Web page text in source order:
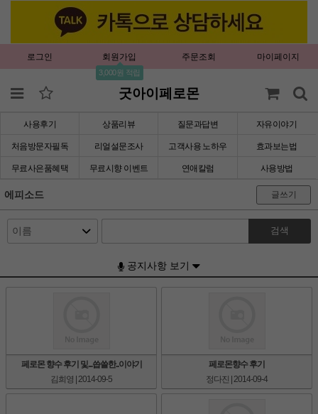
로그인 회원가입
3,000원 적립
주문조회 마이페이지
굿아이페로몬
사용후기 상품리뷰 질문과답변 자유이야기
처음방문자필독 리얼설문조사 고객사용 노하우 효과보는법
무료사은품혜택 무료시향 이벤트 연애칼럼 사용방법
에피소드 글쓰기
검색
공지사항 보기
페로몬 향수 후기 및...씁쓸한..이야기
김희영 | 2014-09-5
페로몬향수 후기
정다진 | 2014-09-4